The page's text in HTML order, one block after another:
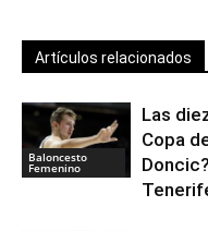
Artículos relacionados
Baloncesto
Femenino
Las
Copa